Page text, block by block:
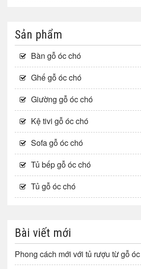
Sản phẩm
Bàn gỗ óc chó
Ghế gỗ óc chó
Giường gỗ óc chó
Kệ tivi gỗ óc chó
Sofa gỗ óc chó
Tủ bếp gỗ óc chó
Tủ gỗ óc chó
Bài viết mới
Phong cách mới với tủ rượu từ gỗ